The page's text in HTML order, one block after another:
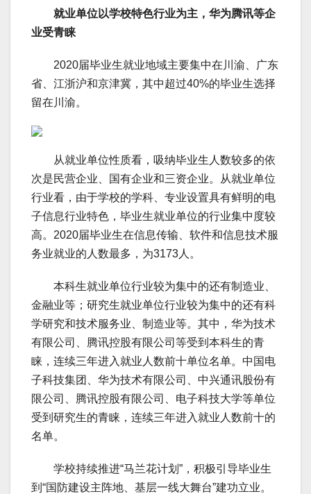
就业单位以学校特色行业为主，华为腾讯等企
业受青睐
2020届毕业生就业地域主要集中在川渝、广东
省、江浙沪和京津冀，其中超过40%的毕业生选择
留在川渝。
从就业单位性质看，吸纳毕业生人数较多的依
次是民营企业、国有企业和三资企业。从就业单位
行业看，由于学校的学科、专业设置具有鲜明的电
子信息行业特色，毕业生就业单位的行业集中度较
高。2020届毕业生在信息传输、软件和信息技术服
务业就业的人数最多，为3173人。
本科生就业单位行业较为集中的还有制造业、
金融业等；研究生就业单位行业较为集中的还有科
学研究和技术服务业、制造业等。其中，华为技术
有限公司、腾讯控股有限公司等受到本科生的青
睐，连续三年进入就业人数前十单位名单。中国电
子科技集团、华为技术有限公司、中兴通讯股份有
限公司、腾讯控股有限公司、电子科技大学等单位
受到研究生的青睐，连续三年进入就业人数前十的
名单。
学校持续推进“马兰花计划”，积极引导毕业生
到“国防建设主阵地、基层一线大舞台”建功立业。